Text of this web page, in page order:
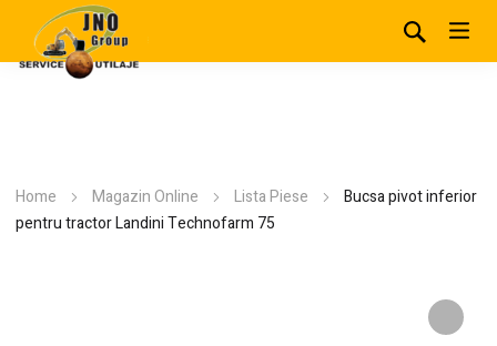
Home Magazin Online Lista Piese
Bucsa pivot inferior
pentru tractor Landini Technofarm 75